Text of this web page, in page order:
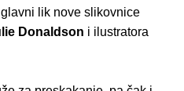
lik nove slikovnice
Donaldson i ilustratora